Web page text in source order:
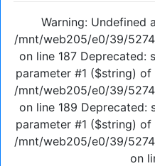
Warning: Undefined
/mnt/web205/e0/39/
on line 187 Deprecated:
parameter #1 ($string)
/mnt/web205/e0/39/
on line 189 Deprecated:
parameter #1 ($string)
/mnt/web205/e0/39/
on